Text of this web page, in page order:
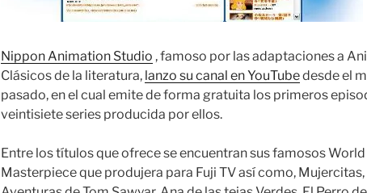
Nippon Animation Studio , famoso por las adaptaciones a
Clásicos de la literatura, lanzo su canal en YouTubedesde el
pasado, en el cual emite de forma gratuita los primeros
veintisiete series producida por ellos.
Entre los títulos que ofrece se encuentran sus famosos World
Masterpiece que produjera para Fuji TV así como, Mujercitas,